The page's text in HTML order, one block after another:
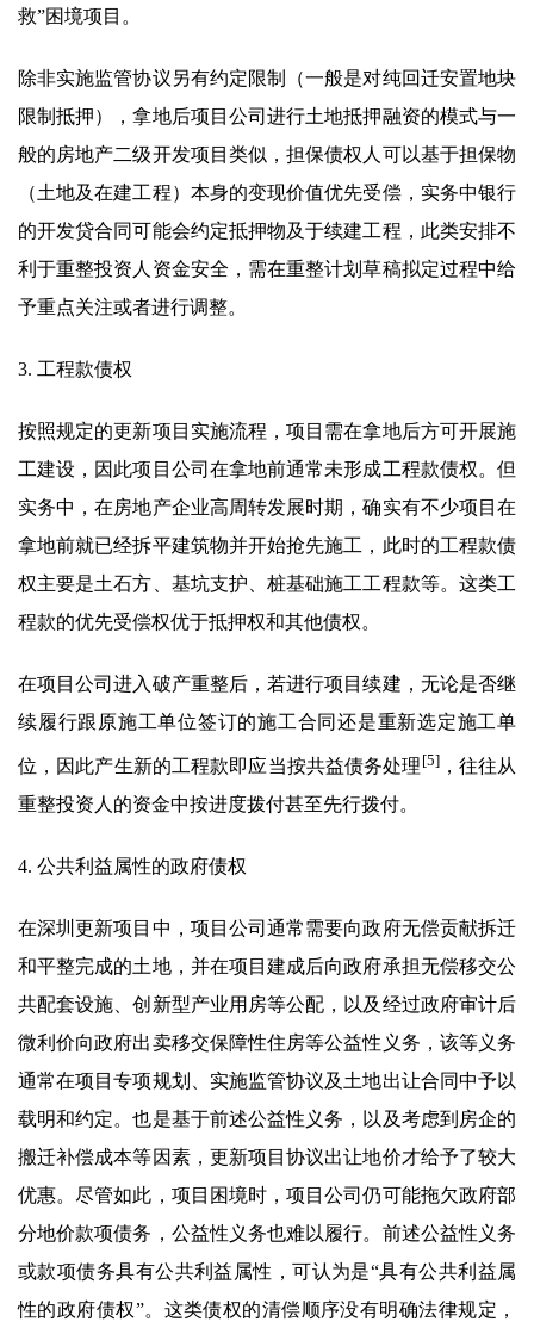
救”困境项目。
除非实施监管协议另有约定限制（一般是对纯回迁安置地块
限制抵押），拿地后项目公司进行土地抵押融资的模式与一
般的房地产二级开发项目类似，担保债权人可以基于担保物
（土地及在建工程）本身的变现价值优先受偿，实务中银行
的开发贷合同可能会约定抵押物及于续建工程，此类安排不
利于重整投资人资金安全，需在重整计划草稿拟定过程中给
予重点关注或者进行调整。
3. 工程款债权
按照规定的更新项目实施流程，项目需在拿地后方可开展施
工建设，因此项目公司在拿地前通常未形成工程款债权。但
实务中，在房地产企业高周转发展时期，确实有不少项目在
拿地前就已经拆平建筑物并开始抢先施工，此时的工程款债
权主要是土石方、基坑支护、桩基础施工工程款等。这类工
程款的优先受偿权优于抵押权和其他债权。
在项目公司进入破产重整后，若进行项目续建，无论是否继
续履行跟原施工单位签订的施工合同还是重新选定施工单
位，因此产生新的工程款即应当按共益债务处理 [5]，往往从
重整投资人的资金中按进度拨付甚至先行拨付。
4. 公共利益属性的政府债权
在深圳更新项目中，项目公司通常需要向政府无偿贡献拆迁
和平整完成的土地，并在项目建成后向政府承担无偿移交公
共配套设施、创新型产业用房等公配，以及经过政府审计后
微利价向政府出卖移交保障性住房等公益性义务，该等义务
通常在项目专项规划、实施监管协议及土地出让合同中予以
载明和约定。也是基于前述公益性义务，以及考虑到房企的
搬迁补偿成本等因素，更新项目协议出让地价才给予了较大
优惠。尽管如此，项目困境时，项目公司仍可能拖欠政府部
分地价款项债务，公益性义务也难以履行。前述公益性义务
或款项债务具有公共利益属性，可认为是“具有公共利益属
性的政府债权”。这类债权的清偿顺序没有明确法律规定，